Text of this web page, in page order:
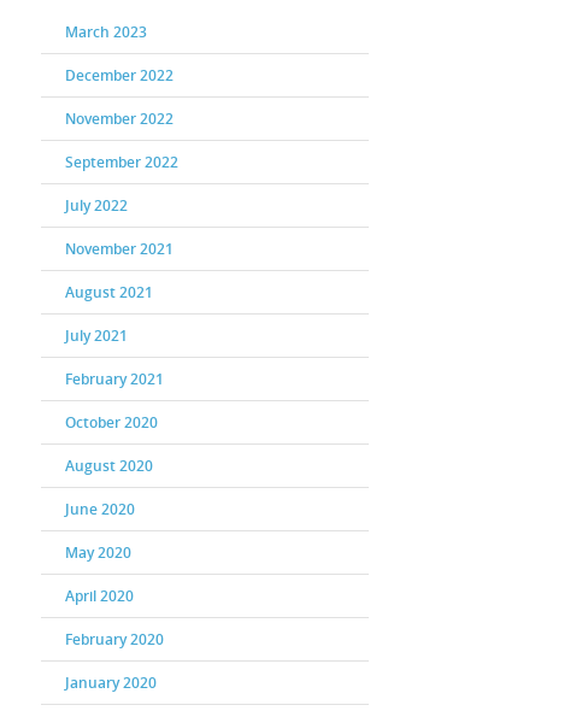
March 2023
December 2022
November 2022
September 2022
July 2022
November 2021
August 2021
July 2021
February 2021
October 2020
August 2020
June 2020
May 2020
April 2020
February 2020
January 2020